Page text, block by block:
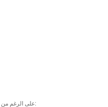
على الرغم من عدم استخدامه بشكل شائع للأنابيب الدقيقة، إلا أن القطع الحراري يسبب ما يلي: